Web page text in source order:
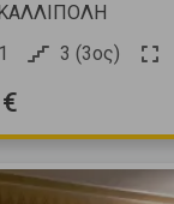
1 3 (3ος)